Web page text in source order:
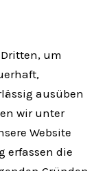
um
ausüben
wir unter
Website
erfassen die